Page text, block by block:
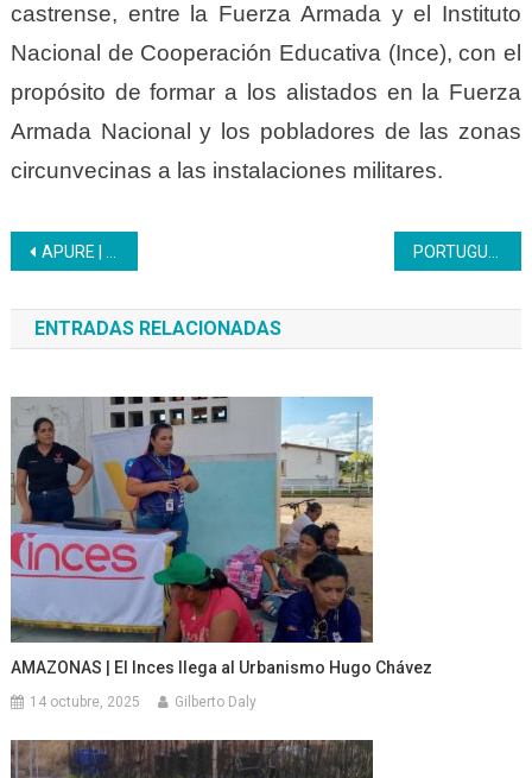
castrense, entre la Fuerza Armada y el Instituto
Nacional de Cooperación Educativa (Ince), con el
propósito de formar a los alistados en la Fuerza
Armada Nacional y los pobladores de las zonas
circunvecinas a las instalaciones militares.
Navegación
de
entradas
APURE | El Inces inició formaciones dirigidas a los recreadores PORTUGUESA | Inces homenajeó a más de cien trabajadoras en el Día Internacional de La Mujer
ENTRADAS RELACIONADAS
AMAZONAS | El Inces llega al Urbanismo Hugo Chávez
14 octubre, 2025 Gilberto Daly